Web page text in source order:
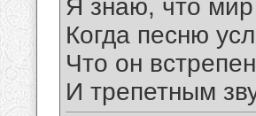
Я знаю, что
Когда песню
Что он
И трепетным